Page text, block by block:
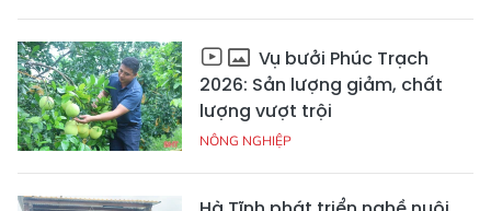
Vụ bưởi Phúc Trạch
2026: Sản lượng giảm, chất
lượng vượt trội
NÔNG NGHIỆP